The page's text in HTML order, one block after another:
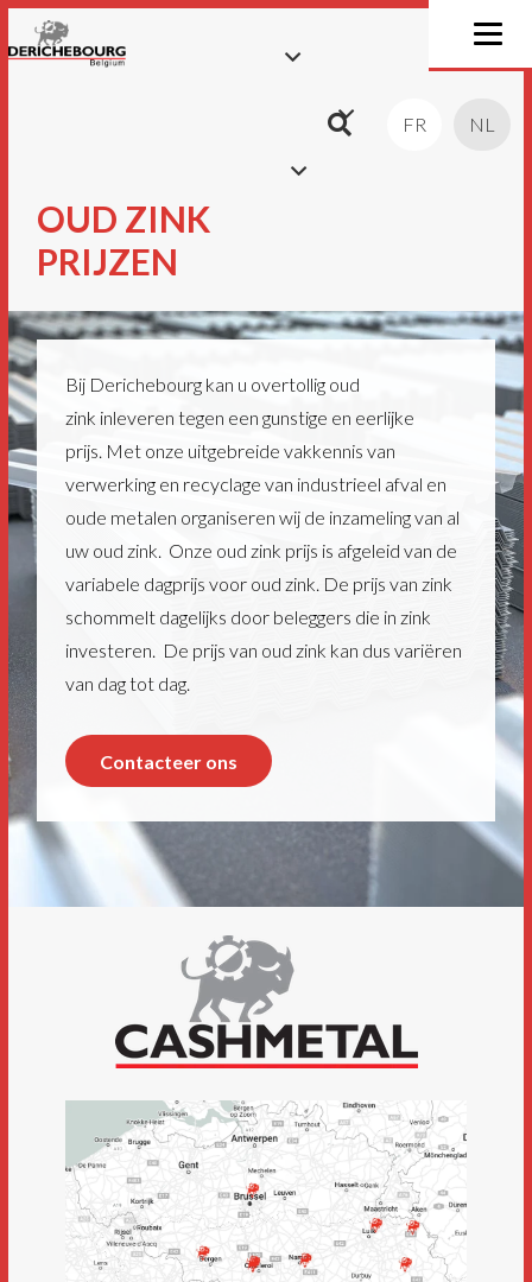
FR NL
OUD ZINK
PRIJZEN
Bij Derichebourg kan u overtollig oud
zink inleveren tegen een gunstige en eerlijke
prijs. Met onze uitgebreide vakkennis van
verwerking en recyclage van industrieel afval en
oude metalen organiseren wij de inzameling van al
uw oud zink. Onze oud zink prijs is afgeleid van de
variabele dagprijs voor oud zink. De prijs van zink
schommelt dagelijks door beleggers die in zink
investeren. De prijs van oud zink kan dus variëren
van dag tot dag.
Contacteer ons